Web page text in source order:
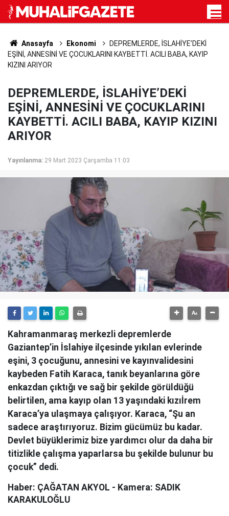
Anasayfa Ekonomi
DEPREMLERDE, İSLAHİYE’DEKİ
EŞİNİ, ANNESİNİ VE ÇOCUKLARINI KAYBETTİ. ACILI BABA, KAYIP
KIZINI ARIYOR
DEPREMLERDE, İSLAHİYE’DEKİ
EŞİNİ, ANNESİNİ VE ÇOCUKLARINI
KAYBETTİ. ACILI BABA, KAYIP KIZINI
ARIYOR
Yayınlanma: 29 Mart 2023 Çarşamba 11:03
Kahramanmaraş merkezli depremlerde
Gaziantep’in İslahiye ilçesinde yıkılan evlerinde
eşini, 3 çocuğunu, annesini ve kayınvalidesini
kaybeden Fatih Karaca, tanık beyanlarına göre
enkazdan çıktığı ve sağ bir şekilde görüldüğü
belirtilen, ama kayıp olan 13 yaşındaki kızıİrem
Karaca’ya ulaşmaya çalışıyor. Karaca, “Şu an
sadece araştırıyoruz. Bizim gücümüz bu kadar.
Devlet büyüklerimiz bize yardımcı olur da daha bir
titizlikle çalışma yaparlarsa bu şekilde bulunur bu
çocuk” dedi.
Haber: ÇAĞATAN AKYOL - Kamera: SADIK
KARAKULOĞLU